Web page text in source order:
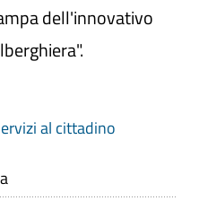
dell'innovativo
al cittadino